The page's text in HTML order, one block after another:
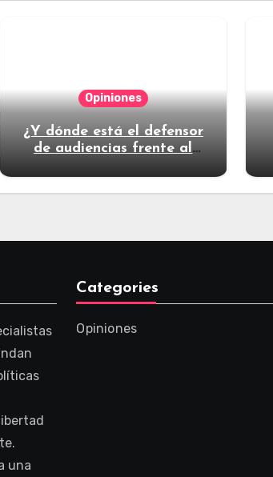
Opiniones
¿Y dónde está el defensor
de audiencias frente al
una
Categories
Opiniones